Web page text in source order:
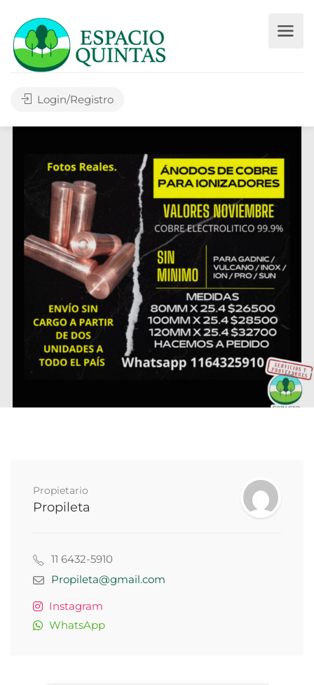
Login/Registro
Propietario
Propileta
11 6432-5910
Propileta@gmail.com
Instagram
WhatsApp